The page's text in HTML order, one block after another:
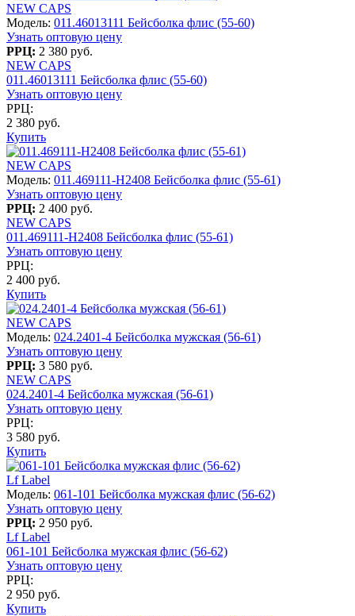
NEW CAPS
Модель: 011.46013111 Бейсболка флис (55-60)
Узнать оптовую цену
РРЦ: 2 380 руб.
NEW CAPS
011.46013111 Бейсболка флис (55-60)
Узнать оптовую цену
РРЦ:
2 380 руб.
Купить
NEW CAPS
Модель: 011.469111-Н2408 Бейсболка флис (55-61)
Узнать оптовую цену
РРЦ: 2 400 руб.
NEW CAPS
011.469111-Н2408 Бейсболка флис (55-61)
Узнать оптовую цену
РРЦ:
2 400 руб.
Купить
NEW CAPS
Модель: 024.2401-4 Бейсболка мужская (56-61)
Узнать оптовую цену
РРЦ: 3 580 руб.
NEW CAPS
024.2401-4 Бейсболка мужская (56-61)
Узнать оптовую цену
РРЦ:
3 580 руб.
Купить
Lf Label
Модель: 061-101 Бейсболка мужская флис (56-62)
Узнать оптовую цену
РРЦ: 2 950 руб.
Lf Label
061-101 Бейсболка мужская флис (56-62)
Узнать оптовую цену
РРЦ:
2 950 руб.
Купить